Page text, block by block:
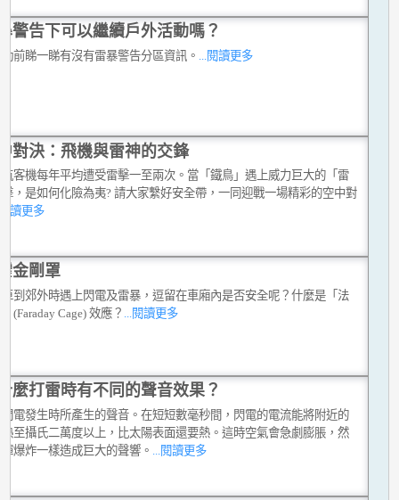
警告下可以繼續戶外活動嗎？
前睇一睇有沒有雷暴警告分區資訊。 ...閱讀更多
對決：飛機與雷神的交鋒
客機每年平均遭受雷擊一至兩次。當「鐵鳥」遇上威力巨大的「雷
，是如何化險為夷? 請大家繫好安全帶，一同迎戰一場精彩的空中對
讀更多
金剛罩
到郊外時遇上閃電及雷暴，逗留在車廂內是否安全呢？什麼是「法
(Faraday Cage) 效應？
...閱讀更多
麼打雷時有不同的聲音效果？
電發生時所產生的聲音。在短短數毫秒間，閃電的電流能將附近的
至攝氏二萬度以上，比太陽表面還要熱。這時空氣會急劇膨脹，然
爆炸一樣造成巨大的聲響。 ...閱讀更多